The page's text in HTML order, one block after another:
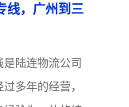
线，广州到三
是陆连物流公司
多年的经营，